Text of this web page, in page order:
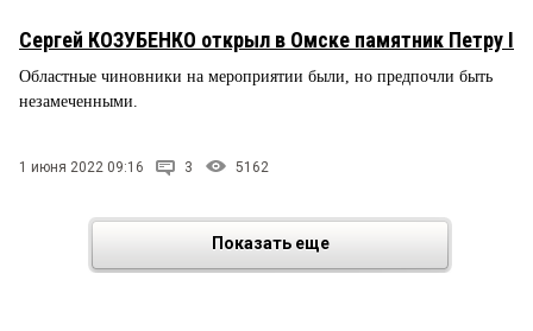
Сергей КОЗУБЕНКО открыл в Омске памятник Петру I
Областные чиновники на мероприятии были, но предпочли быть
незамеченными.
1 июня 2022 09:16 3 5162
Показать еще